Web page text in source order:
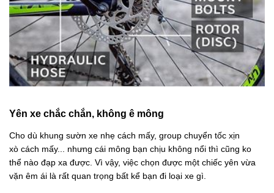
Yên xe chắc chắn, không ê mông
Cho dù khung sườn xe nhẹ cách mấy, group chuyển tốc xịn
xò cách mấy... nhưng cái mông bạn chịu không nổi thì cũng ko
thể nào đạp xa được. Vì vậy, việc chọn được một chiếc yên vừa
vặn êm ái là rất quan trọng bất kể bạn đi loại xe gì.